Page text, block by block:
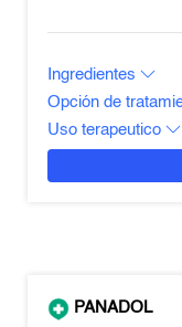
Ingredientes
Opción de
Uso terapeutico
PANADOL